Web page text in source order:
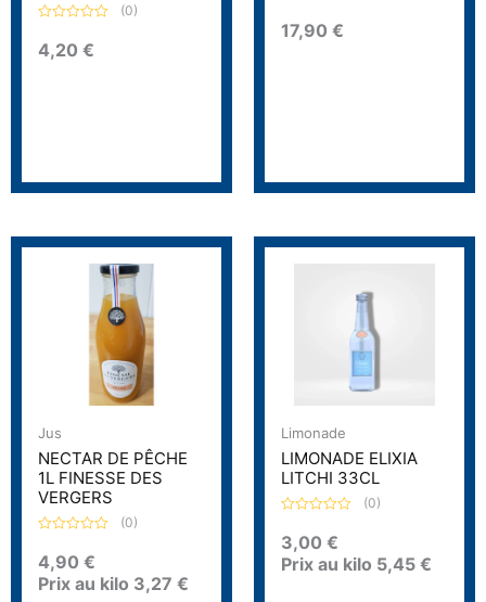
o
t
(0)
4,20 €
o
17,90 €
Jus
NECTAR DE PÊCHE
1L FINESSE DES
VERGERS
o
t
e
0
(0)
4,90 €
Prix au kilo 3,27 €
Limonade
LIMONADE ELIXIA
LITCHI 33CL
o
t
e
0
(0)
3,00 €
Prix au kilo 5,45 €